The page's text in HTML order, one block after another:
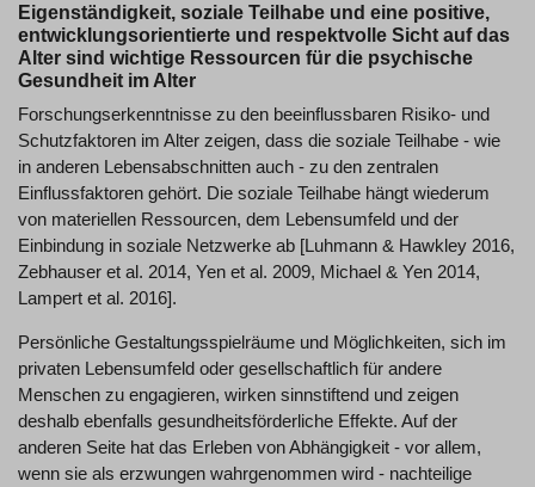
Eigenständigkeit, soziale Teilhabe und eine positive,
entwicklungsorientierte und respektvolle Sicht auf das
Alter sind wichtige Ressourcen für die psychische
Gesundheit im Alter
Forschungserkenntnisse zu den beeinflussbaren Risiko- und
Schutzfaktoren im Alter zeigen, dass die soziale Teilhabe - wie
in anderen Lebensabschnitten auch - zu den zentralen
Einflussfaktoren gehört. Die soziale Teilhabe hängt wiederum
von materiellen Ressourcen, dem Lebensumfeld und der
Einbindung in soziale Netzwerke ab [Luhmann & Hawkley 2016,
Zebhauser et al. 2014, Yen et al. 2009, Michael & Yen 2014,
Lampert et al. 2016].
Persönliche Gestaltungsspielräume und Möglichkeiten, sich im
privaten Lebensumfeld oder gesellschaftlich für andere
Menschen zu engagieren, wirken sinnstiftend und zeigen
deshalb ebenfalls gesundheitsförderliche Effekte. Auf der
anderen Seite hat das Erleben von Abhängigkeit - vor allem,
wenn sie als erzwungen wahrgenommen wird - nachteilige